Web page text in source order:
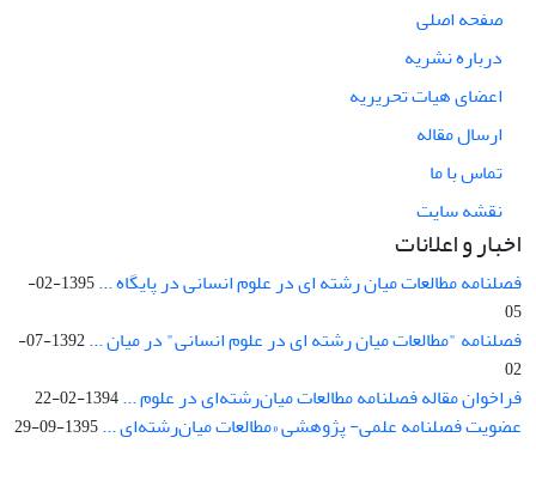
صفحه اصلی
درباره نشریه
اعضای هیات تحریریه
ارسال مقاله
تماس با ما
نقشه سایت
اخبار و اعلانات
فصلنامه مطالعات میان رشته ای در علوم انسانی در پایگاه ...
1395-02-
05
فصلنامه "مطالعات میان رشته ای در علوم انسانی" در میان ...
1392-07-
02
فراخوان مقاله فصلنامه مطالعات میان‌رشته‌ای در علوم ...1394-02-22
عضویت فصلنامه علمی- پژوهشی «مطالعات میان‌رشته‌ای ...1395-09-29